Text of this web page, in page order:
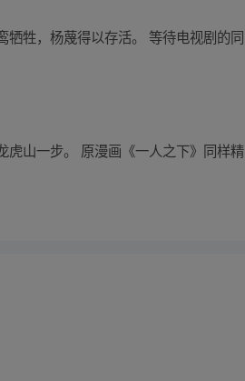
牲，杨蔑得以存活。 等待电视剧的同
虎山一步。 原漫画《一人之下》同样精